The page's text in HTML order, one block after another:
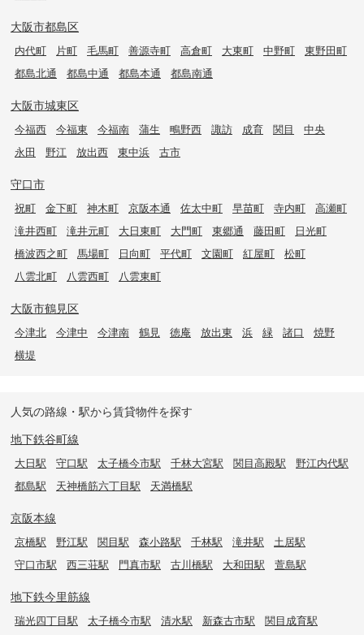
大阪市都島区
内代町 片町 毛馬町 善源寺町 高倉町 大東町 中野町
東野田町
都島北通
都島中通 都島本通 都島南通
大阪市城東区
今福西 今福東 今福南 蒲生 鴫野西 諏訪 成育 関目
中央
永田
野江 放出西 東中浜 古市
守口市
祝町 金下町 神木町 京阪本通 佐太中町 早苗町 寺内町
高瀬町
滝井西町
滝井元町 大日東町 大門町 東郷通 藤田町
日光町
橋波西之町
馬場町 日向町 平代町 文園町 紅屋町
松町
八雲北町
八雲西町 八雲東町
大阪市鶴見区
今津北 今津中 今津南 鶴見 徳庵 放出東 浜 緑 諸口
焼野
横堤
人気の路線・駅から賃貸物件を探す
地下鉄谷町線
大日駅 守口駅 太子橋今市駅 千林大宮駅 関目高殿駅
野江内代駅
都島駅
天神橋筋六丁目駅 天満橋駅
京阪本線
京橋駅 野江駅 関目駅 森小路駅 千林駅 滝井駅
土居駅
守口市駅
西三荘駅 門真市駅 古川橋駅 大和田駅 萱島駅
地下鉄今里筋線
瑞光四丁目駅 太子橋今市駅 清水駅 新森古市駅
関目成育駅